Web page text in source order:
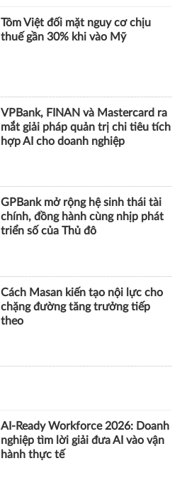
Tôm Việt đối mặt nguy cơ chịu
thuế gần 30% khi vào Mỹ
VPBank, FINAN và Mastercard ra
mắt giải pháp quản trị chi tiêu tích
hợp AI cho doanh nghiệp
GPBank mở rộng hệ sinh thái tài
chính, đồng hành cùng nhịp phát
triển số của Thủ đô
Cách Masan kiến tạo nội lực cho
chặng đường tăng trưởng tiếp
theo
AI-Ready Workforce 2026: Doanh
nghiệp tìm lời giải đưa AI vào vận
hành thực tế